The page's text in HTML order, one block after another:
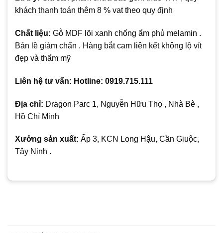
khách thanh toán thêm 8 % vat theo quy định
Chất liệu: Gỗ MDF lõi xanh chống ẩm phủ melamin .
Bản lề giảm chấn . Hàng bắt cam liên kết không lộ vít
đẹp và thẩm mỹ
Liên hệ tư vấn: Hotline: 0919.715.111
Địa chỉ: Dragon Parc 1, Nguyễn Hữu Thọ , Nhà Bè ,
Hồ Chí Minh
Xưởng sản xuất: Ấp 3, KCN Long Hậu, Cần Giuộc,
Tây Ninh .